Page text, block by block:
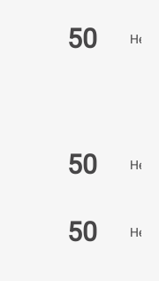
50 Нет
50 Нет
50 Нет